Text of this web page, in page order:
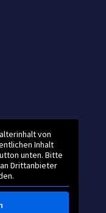
von
Inhalt
unten. Bitte
Drittanbieter